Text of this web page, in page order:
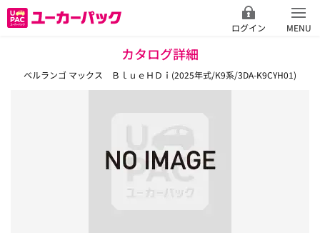
ログイン MENU
カタログ詳細
ベルランゴ マックス ＢｌｕｅＨＤｉ(2025年式/K9系/3DA-K9CYH01)